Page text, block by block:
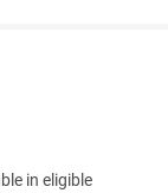
in eligible